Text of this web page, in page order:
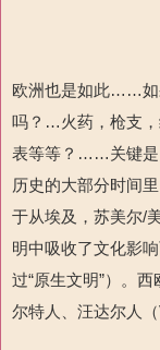
欧洲也是如此……如
吗？…火药，枪支
表等等？……关键是
历史的大部分时间
于从埃及，苏美尔/
明中吸收了文化影
过“原生文明”）。
尔特人、汪达尔人